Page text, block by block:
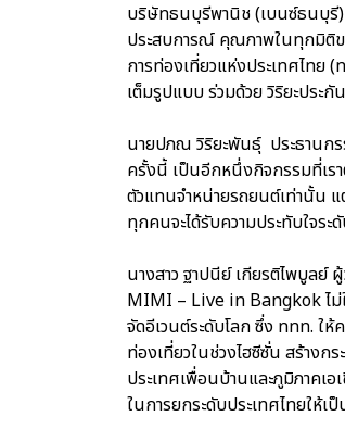
บริษัทธนบุรีพานิช (เบนซ์ธนบุรี)
ประสบการณ์ คุณภาพในทุกมิติข
การท่องเที่ยวแห่งประเทศไทย
เต็มรูปแบบ ร่วมด้วย วิริยะประ
นายปภณ วิริยะพันธุ์ ประธานก
ครั้งนี้ เป็นอีกหนึ่งกิจกรรมที่เร
ตัวแทนจำหน่ายรถยนต์เท่านั้น
ทุกคนจะได้รับความประทับใจร
นางสาว ฐาปนีย์ เกียรติไพบูลย์
MIMI – Live in Bangkok ไม่
จัดอีเวนต์ระดับโลก ซึ่ง ททท. ใ
ท่องเที่ยวในช่วงไฮซีซั่น สร้างก
ประเทศเพื่อนบ้านและภูมิภาคเอ
ในการยกระดับประเทศไทยให้